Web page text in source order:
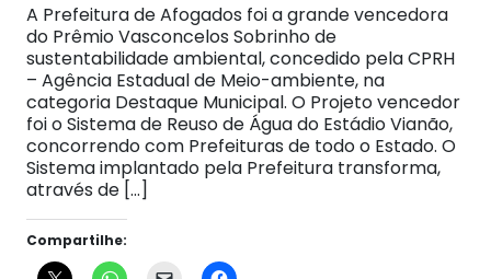
A Prefeitura de Afogados foi a grande vencedora
do Prêmio Vasconcelos Sobrinho de
sustentabilidade ambiental, concedido pela CPRH
– Agência Estadual de Meio-ambiente, na
categoria Destaque Municipal. O Projeto vencedor
foi o Sistema de Reuso de Água do Estádio Vianão,
concorrendo com Prefeituras de todo o Estado. O
Sistema implantado pela Prefeitura transforma,
através de […]
Compartilhe: